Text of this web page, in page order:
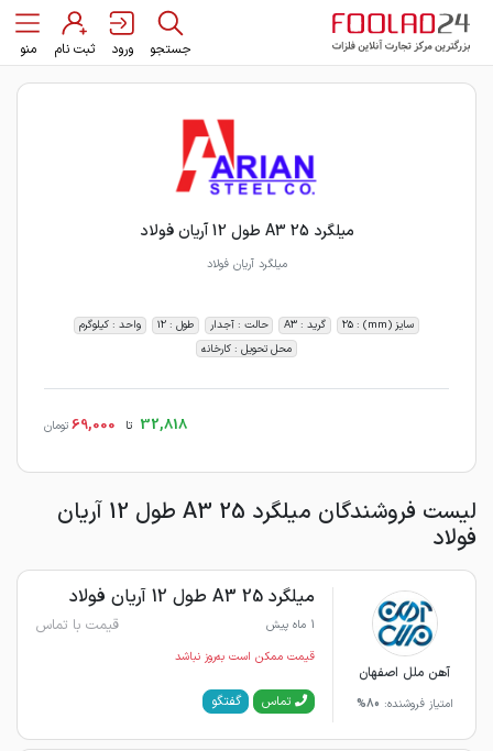
جستجو ورود ثبت نام منو
میلگرد 25 A3 طول 12 آریان فولاد
میلگرد آریان فولاد
سایز (mm) : 25 گرید : A3 حالت : آجدار طول : 12
واحد : کیلوگرم
محل تحویل : کارخانه
32,818 تا 69,000 تومان
لیست فروشندگان میلگرد 25 A3 طول 12 آریان
فولاد
آهن ملل اصفهان
امتیاز فروشنده: 80%
میلگرد 25 A3 طول 12 آریان فولاد
1 ماه پیش قیمت با تماس
قیمت ممکن است به‌روز نباشد
تماس گفتگو